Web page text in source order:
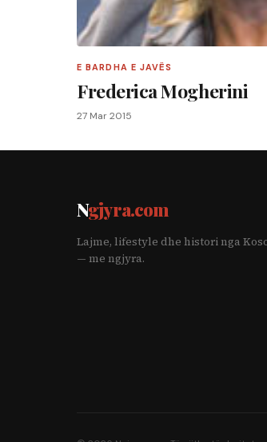
E BARDHA E JAVËS
Frederica Mogherini
27 Mar 2015
Ngjyra.com
Lajme, lifestyle dhe histori nga
— me ngjyra.